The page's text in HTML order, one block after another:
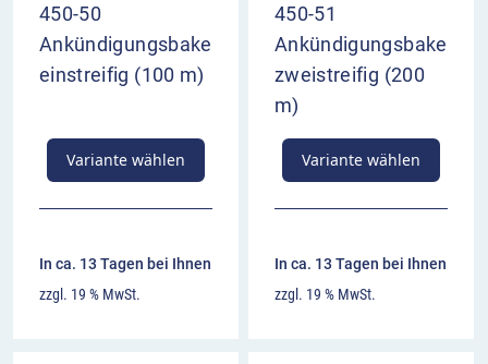
450-50
Ankündigungsbake
einstreifig (100 m)
Variante wählen
In ca. 13 Tagen bei Ihnen
zzgl. 19 % MwSt.
450-51
Ankündigungsbake
zweistreifig (200
m)
Variante wählen
In ca. 13 Tagen bei Ihnen
zzgl. 19 % MwSt.